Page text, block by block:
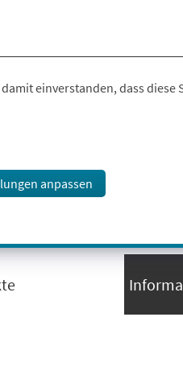
einverstanden, dass diese
anpassen